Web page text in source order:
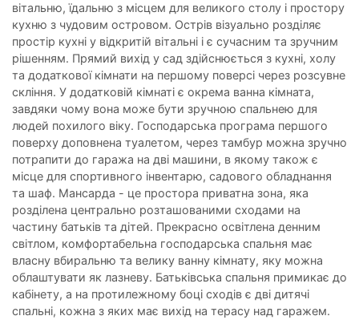
вітальню, їдальню з місцем для великого столу і простору
кухню з чудовим островом. Острів візуально розділяє
простір кухні у відкритій вітальні і є сучасним та зручним
рішенням. Прямий вихід у сад здійснюється з кухні, холу
та додаткової кімнати на першому поверсі через розсувне
скління. У додатковій кімнаті є окрема ванна кімната,
завдяки чому вона може бути зручною спальнею для
людей похилого віку. Господарська програма першого
поверху доповнена туалетом, через тамбур можна зручно
потрапити до гаража на дві машини, в якому також є
місце для спортивного інвентарю, садового обладнання
та шаф. Мансарда - це простора приватна зона, яка
розділена центрально розташованими сходами на
частину батьків та дітей. Прекрасно освітлена денним
світлом, комфортабельна господарська спальня має
власну вбиральню та велику ванну кімнату, яку можна
облаштувати як лазневу. Батьківська спальня примикає до
кабінету, а на протилежному боці сходів є дві дитячі
спальні, кожна з яких має вихід на терасу над гаражем.